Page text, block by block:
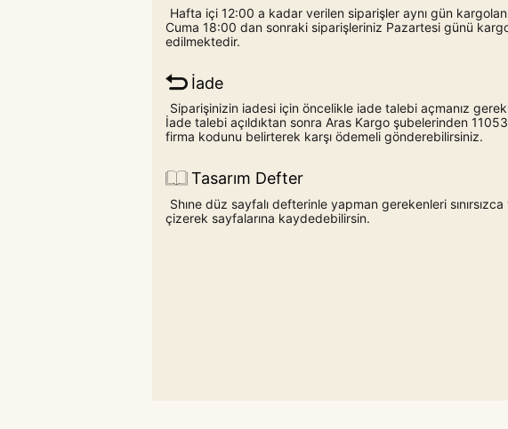
Hafta içi 12:00 a kadar verilen siparişler aynı gün
Cuma 18:00 dan sonraki siparişleriniz Pazartesi günü
edilmektedir.
İade
Siparişinizin iadesi için öncelikle iade talebi açmanız
İade talebi açıldıktan sonra Aras Kargo şubelerinden
firma kodunu belirterek karşı ödemeli gönderebilirsiniz.
Tasarım Defter
Shıne düz sayfalı defterinle yapman gerekenleri
çizerek sayfalarına kaydedebilirsin.